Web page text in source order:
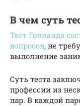
В чем суть
Тест Голланда
вопросов, не
выполнение
Суть теста
профессии из
пар. В каждой